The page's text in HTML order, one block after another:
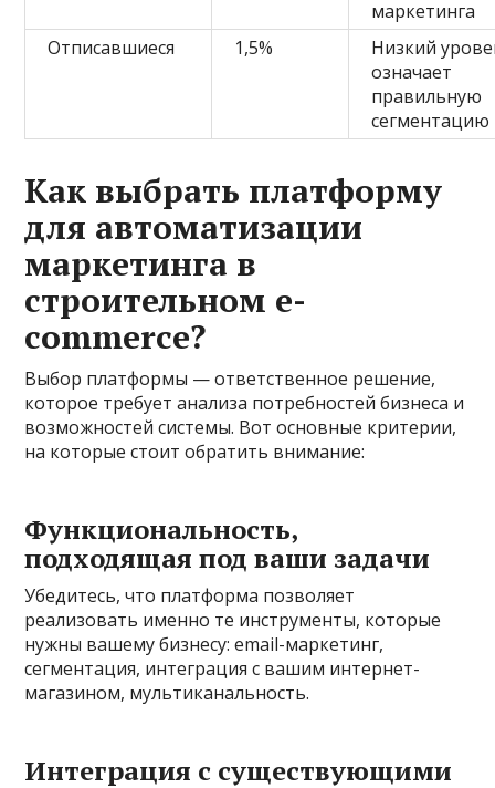
маркетинга
Отписавшиеся
1,5%
Низкий
означает
правильную
сегментацию
Как выбрать платформу
для автоматизации
маркетинга в
строительном e-
commerce?
Выбор платформы — ответственное решение,
которое требует анализа потребностей бизнеса и
возможностей системы. Вот основные критерии,
на которые стоит обратить внимание:
Функциональность,
подходящая под ваши задачи
Убедитесь, что платформа позволяет
реализовать именно те инструменты, которые
нужны вашему бизнесу: email-маркетинг,
сегментация, интеграция с вашим интернет-
магазином, мультиканальность.
Интеграция с существующими